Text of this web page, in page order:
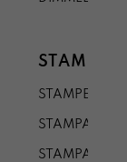
STAMPE
STAMPE A5
STAMPA A3
STAMPA A1